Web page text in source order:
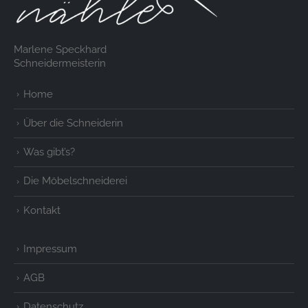
Marlene Speckhard
Schneidermeisterin
Home
Über die Schneiderin
Was gibt’s?
Die Möbelschneiderei
Kontakt
Impressum
AGB